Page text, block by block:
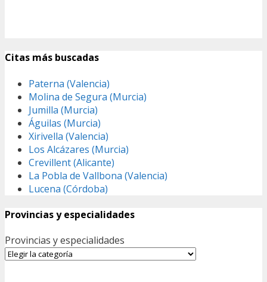
Citas más buscadas
Paterna (Valencia)
Molina de Segura (Murcia)
Jumilla (Murcia)
Águilas (Murcia)
Xirivella (Valencia)
Los Alcázares (Murcia)
Crevillent (Alicante)
La Pobla de Vallbona (Valencia)
Lucena (Córdoba)
Provincias y especialidades
Provincias y especialidades